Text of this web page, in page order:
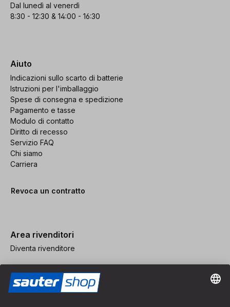
Dal lunedì al venerdì
8:30 - 12:30 & 14:00 - 16:30
Aiuto
Indicazioni sullo scarto di batterie
Istruzioni per l'imballaggio
Spese di consegna e spedizione
Pagamento e tasse
Modulo di contatto
Diritto di recesso
Servizio FAQ
Chi siamo
Carriera
Revoca un contratto
Area rivenditori
Diventa rivenditore